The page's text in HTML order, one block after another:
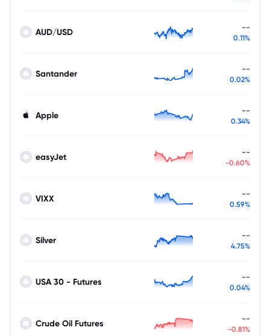
AUD/USD --
0.11%
Santander --
0.02%
Apple --
0.34%
easyJet --
-0.60%
VIXX --
0.59%
Silver --
4.75%
USA 30 - Futures --
0.04%
Crude Oil Futures --
-0.81%